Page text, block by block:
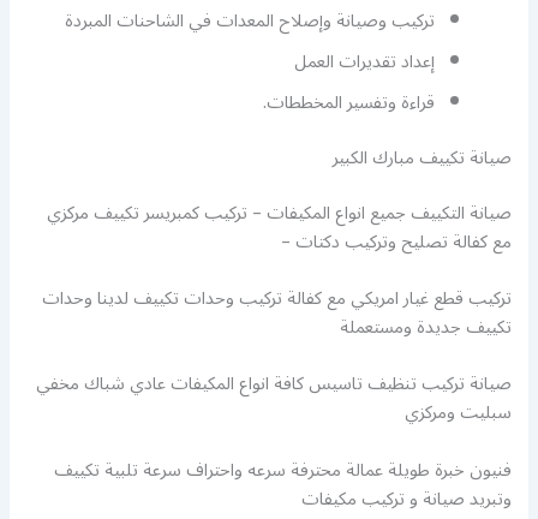
تركيب وصيانة وإصلاح المعدات في الشاحنات المبردة
إعداد تقديرات العمل
قراءة وتفسير المخططات.
صيانة تكييف مبارك الكبير
صيانة التكييف جميع انواع المكيفات – تركيب كمبريسر تكييف مركزي
مع كفالة تصليح وتركيب دكتات –
تركيب قطع غيار امريكي مع كفالة تركيب وحدات تكييف لدينا وحدات
تكييف جديدة ومستعملة
صيانة تركيب تنظيف تاسيس كافة انواع المكيفات عادي شباك مخفي
سبليت ومركزي
فنيون خبرة طويلة عمالة محترفة سرعه واحتراف سرعة تلبية تكييف
وتبريد صيانة و تركيب مكيفات